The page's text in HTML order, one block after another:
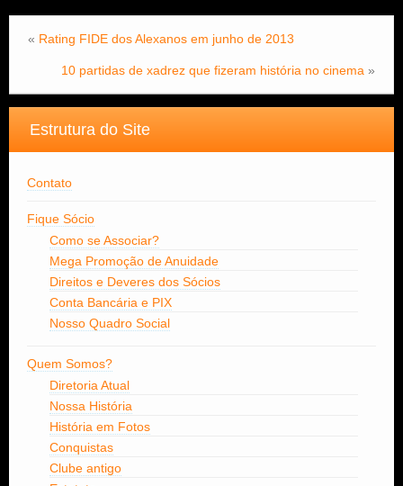
« Rating FIDE dos Alexanos em junho de 2013
10 partidas de xadrez que fizeram história no cinema »
Estrutura do Site
Contato
Fique Sócio
Como se Associar?
Mega Promoção de Anuidade
Direitos e Deveres dos Sócios
Conta Bancária e PIX
Nosso Quadro Social
Quem Somos?
Diretoria Atual
Nossa História
História em Fotos
Conquistas
Clube antigo